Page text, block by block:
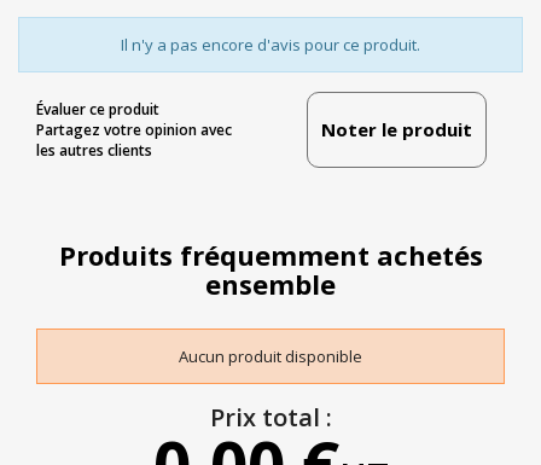
Il n'y a pas encore d'avis pour ce produit.
Évaluer ce produit
Partagez votre opinion avec
les autres clients
Noter le produit
Produits fréquemment achetés
ensemble
Aucun produit disponible
Prix total :